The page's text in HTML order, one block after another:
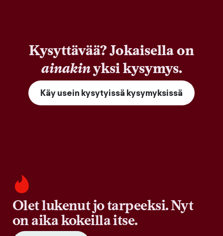
Kysyttävää? Jokaisella on
ainakinyksi kysymys.
Käy usein kysytyissä kysymyksissä
Olet lukenut jo tarpeeksi. Nyt
on aika kokeilla itse.